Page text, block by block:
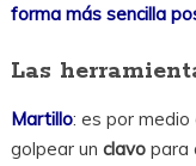
forma más sencilla
Las
Martillo: es por
golpear un clavopara